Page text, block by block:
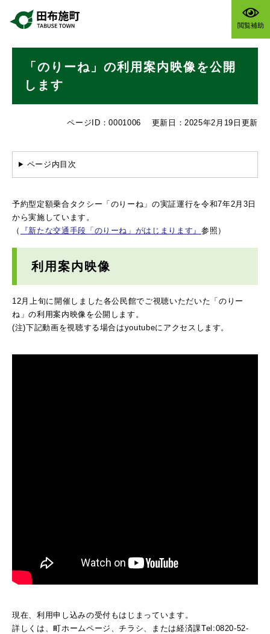
閲覧補助
「のりーね」の利用案内映像を公開
します
ページID：0001006 更新日：2025年2月19日更新
ページ内目次
予約型定額乗合タクシー「のりーね」の実証運行を令和7年2月3日
から実施しています。
（
『新たな交通手段「のりーね」がはじまります』 参照）
利用案内映像
12月上旬に開催しました各公民館でご視聴いただいた「のりー
ね」の利用案内映像を公開します。
(注)下記動画を視聴する場合はyoutubeにアクセスします。
現在、利用申し込みの受付もはじまっています。
詳しくは、町ホームページ、チラシ、または経済課Tel:0820-52-